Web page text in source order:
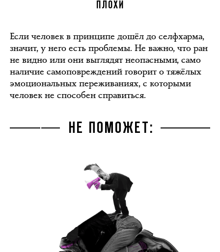
ПЛОХИ
Если человек в принципе дошёл до селфхарма,
значит, у него есть проблемы. Не важно, что ран
не видно или они выглядят неопасными, само
наличие самоповреждений говорит о тяжёлых
эмоциональных переживаниях, с которыми
человек не способен справиться.
НЕ ПОМОЖЕТ: